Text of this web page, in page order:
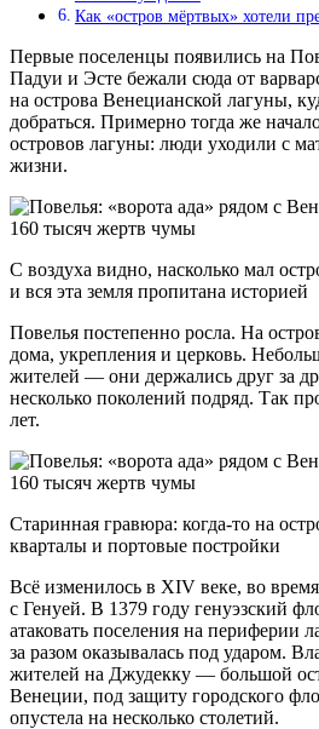
Как «остров мёртвых» хотели
Первые поселенцы появились на
Падуи и Эсте бежали сюда от
на острова Венецианской лагуны,
добраться. Примерно тогда же
островов лагуны: люди уходили с
жизни.
С воздуха видно, насколько мал
и вся эта земля пропитана историей
Повелья постепенно росла. На
дома, укрепления и церковь.
жителей — они держались друг за
несколько поколений подряд. Так
лет.
Старинная гравюра: когда-то на
кварталы и портовые постройки
Всё изменилось в XIV веке, во
с Генуей. В 1379 году генуэзский
атаковать поселения на периферии
за разом оказывалась под ударом.
жителей на Джудекку — большой
Венеции, под защиту городского
опустела на несколько столетий.